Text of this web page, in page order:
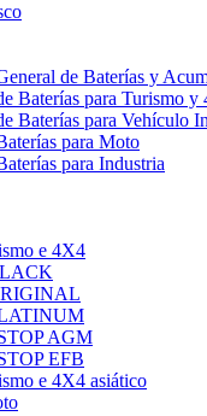
de Baterías y
Baterías para Turismo y
Baterías para Vehículo
para Moto
para Industria
e 4X4
AGM
EFB
e 4X4 asiático